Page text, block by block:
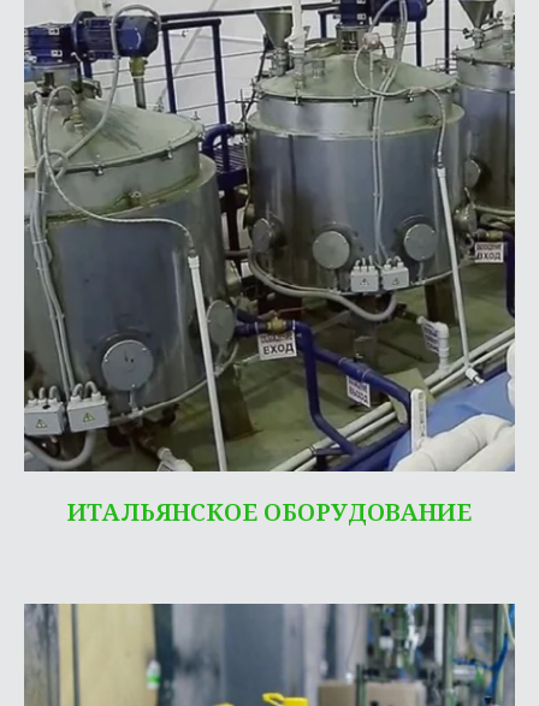
ИТАЛЬЯНСКОЕ ОБОРУДОВАНИЕ